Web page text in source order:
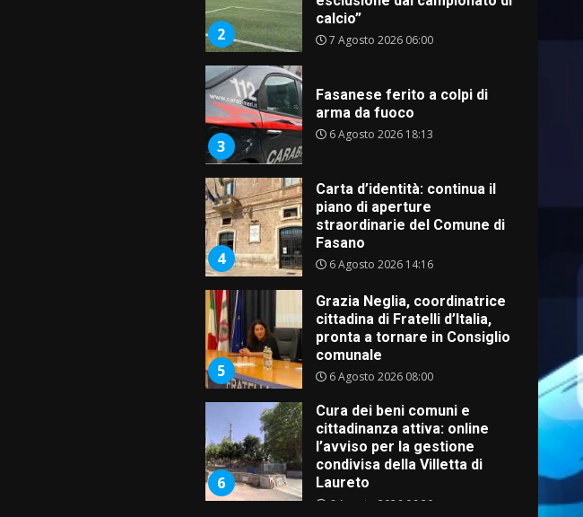
2
calcio”
7 Agosto 2026 06:00
3
Fasanese ferito a colpi di
arma da fuoco
6 Agosto 2026 18:13
4
Carta d’identità: continua il
piano di aperture
straordinarie del Comune di
Fasano
6 Agosto 2026 14:16
5
Grazia Neglia, coordinatrice
cittadina di Fratelli d’Italia,
pronta a tornare in Consiglio
comunale
6 Agosto 2026 08:00
6
Cura dei beni comuni e
cittadinanza attiva: online
l’avviso per la gestione
condivisa della Villetta di
Laureto
6 Agosto 2026 06:20